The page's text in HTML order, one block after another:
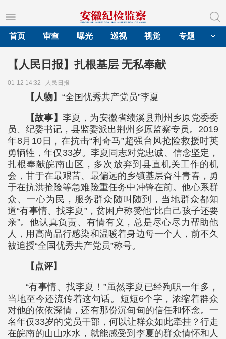
首页
审查 曝光 巡视 视觉 专题
【人民日报】扎根基层 无私奉献
01-12 14:32 人民日报
【人物】 “全国优秀共产党员”李夏
【故事】 李夏，为安徽省绩溪县荆州乡原党委委
员、纪委书记，县监委派出荆州乡原监察专员。2019
年8月10日，在抗击“利奇马”超强台风抢险救援时英
勇牺牲，年仅33岁。李夏同志对党忠诚、信念坚定，
扎根奉献皖南山区，多次放弃到县直机关工作的机
会，甘于在最艰苦、最偏远的乡镇基层奋斗青春，勇
于在抗洪抢险等急难险重任务中冲锋在前。他心系群
众、一心为民，服务群众随叫随到，当地群众都知
道“有事情、找李夏”，贫困户称赞他“比自己孩子还要
亲”。他认真负责、有情有义，总是尽心尽力帮助他
人，用高尚品行感染和温暖着身边每一个人，前不久
被追授“全国优秀共产党员”称号。
【点评】
“有事情、找李夏！”虽然李夏已经殉职一年多，
当地至今还流传着这句话。短短6个字，浓缩着群众
对他的依依深情，还有那份沉甸甸的信任和怀念。一
名年仅33岁的党员干部，何以让群众如此牵挂？行走
在皖南的山山水水，就能感受到李夏的群众情怀和人